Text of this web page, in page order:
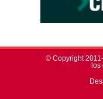
© Copyright